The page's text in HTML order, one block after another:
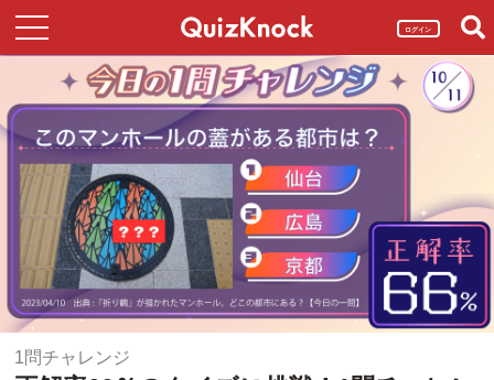
ログイン
1問チャレンジ